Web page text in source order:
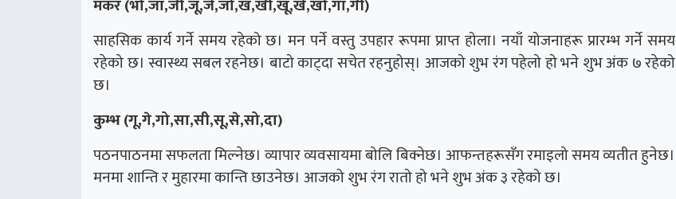
मकर (भो,जा,जी,जू,जे,जो,ख,खी,खू,खे,खो,गा,गी)
साहसिक कार्य गर्ने समय रहेको छ। मन पर्ने वस्तु उपहार रूपमा प्राप्त होला। नयाँ योजनाहरू प्रारम्भ गर्ने समय
रहेको छ। स्वास्थ्य सबल रहनेछ। बाटो काट्दा सचेत रहनुहोस्। आजको शुभ रंग पहेलो हो भने शुभ अंक ७ रहेको
छ।
कुम्भ (गू,गे,गो,सा,सी,सू,से,सो,दा)
पठनपाठनमा सफलता मिल्नेछ। व्यापार व्यवसायमा बोलि बिक्नेछ। आफन्तहरूसँग रमाइलो समय व्यतीत हुनेछ।
मनमा शान्ति र मुहारमा कान्ति छाउनेछ। आजको शुभ रंग रात‍ो हो भने शुभ अंक ३ रहेको छ।